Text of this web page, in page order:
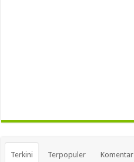
Terkini Terpopuler Komentar